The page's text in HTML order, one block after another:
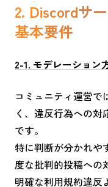
2. Discordサ
基本要件
2-1. モデレーション
コミュニティ運営で
く、違反行為への
です。
特に判断が分かれや
度な批判的投稿への
明確な利用規約違反